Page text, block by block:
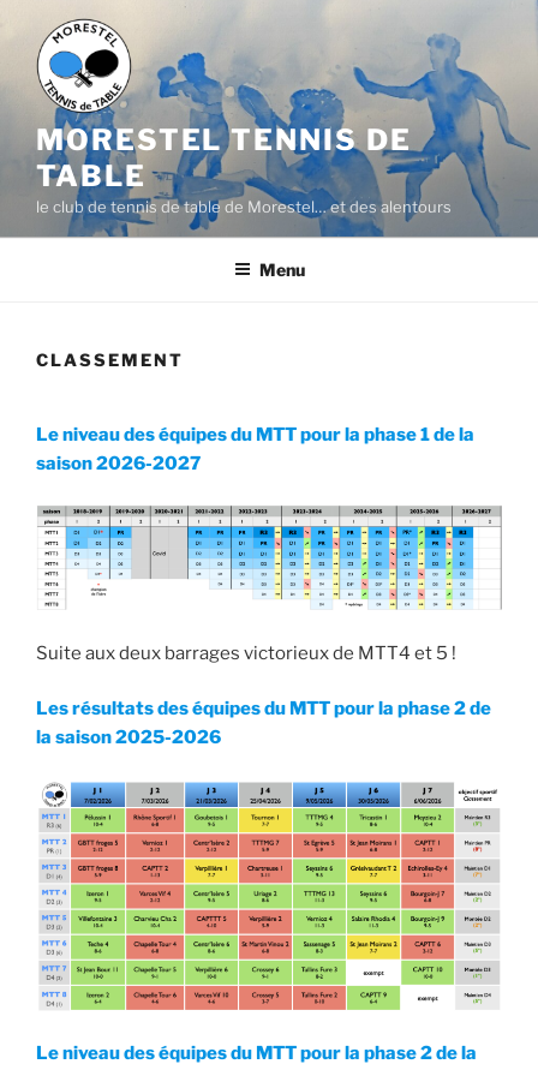
contenu
principal
MORESTEL TENNIS DE
TABLE
le club de tennis de table de Morestel… et des alentours
Menu
CLASSEMENT
Le niveau des équipes du MTT pour la phase 1 de la
saison 2026-2027
Suite aux deux barrages victorieux de MTT4 et 5 !
Les résultats des équipes du MTT pour la phase 2 de
la saison 2025-2026
Le niveau des équipes du MTT pour la phase 2 de la